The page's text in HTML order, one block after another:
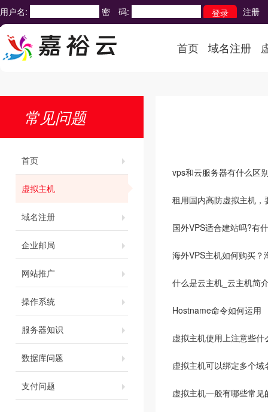
用户名: 密 码: 注册
首页 域名注册
常见问题
首页
虚拟主机
域名注册
企业邮局
网站推广
操作系统
服务器知识
数据库问题
支付问题
vps和云服务器有什么区
租用国内高防虚拟主机，
国外VPS适合建站吗?有
海外VPS主机如何购买？
什么是云主机_云主机简
Hostname命令如何运用
虚拟主机使用上注意些
虚拟主机可以绑定多个域
虚拟主机一般有哪些常见